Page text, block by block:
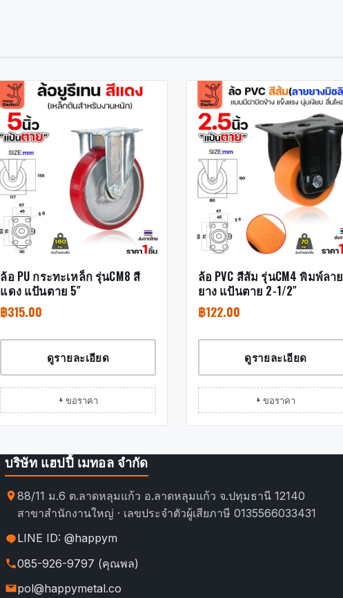
ล้อ PU กระทะเหล็ก รุ่นCM8 สี
แดง แป้นตาย 5″
฿315.00
ดูรายละเอียด
+ ขอราคา
ล้อ PVC สีส้ม รุ่นCM4 พิมพ์ลาย
ยาง แป้นตาย 2-1/2″
฿122.00
ดูรายละเอียด
+ ขอราคา
บริษัท แฮปปี้ เมทอล จำกัด
88/11 ม.6 ต.ลาดหลุมแก้ว อ.ลาดหลุมแก้ว จ.ปทุมธานี 12140
สาขาสำนักงานใหญ่ · เลขประจำตัวผู้เสียภาษี 0135566033431
LINE ID: @happym
085-926-9797 (คุณพล)
pol@happymetal.co